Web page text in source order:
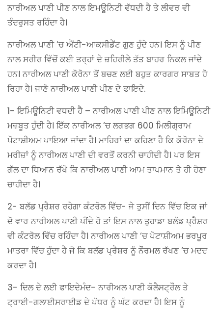
ਨਾਰੀਅਲ ਪਾਣੀ ਪੀਣ ਨਾਲ ਇਮਊਨਿਟੀ ਵੱਧਦੀ ਹੈ ਤੇ ਲੀਵਰ ਵੀ
ਤੰਦਰੁਸਤ ਰਹਿੰਦਾ ਹੈ।
ਨਾਰੀਅਲ ਪਾਣੀ ‘ਚ ਐਂਟੀ-ਆਕਸੀਡੈਂਟ ਗੁਣ ਹੁੰਦੇ ਹਨ। ਇਸ ਨੂੰ ਪੀਣ
ਨਾਲ ਸਰੀਰ ਵਿੱਚੋਂ ਕਈ ਤਰ੍ਹਾਂ ਦੇ ਜ਼ਹਿਰੀਲੇ ਤੱਤ ਬਾਹਰ ਨਿਕਲ ਜਾਂਦੇ
ਹਨ। ਨਾਰੀਅਲ ਪਾਣੀ ਕੋਰੋਨਾ ਤੋਂ ਬਚਣ ਲਈ ਬਹੁਤ ਕਾਰਗਰ ਸਾਬਤ ਹੋ
ਰਿਹਾ ਹੈ। ਜਾਣੋ ਨਾਰੀਅਲ ਪਾਣੀ ਪੀਣ ਦੇ ਫਾਇਦੇ.
1- ਇਮਿਊਨਿਟੀ ਵਧਦੀ ਹੈੈ – ਨਾਰੀਅਲ ਪਾਣੀ ਪੀਣ ਨਾਲ ਇਮਿਊਨਿਟੀ
ਮਜ਼ਬੂਤ ਹੁੰਦੀ ਹੈ। ਇੱਕ ਨਾਰੀਅਲ ‘ਚ ਲਗਭਗ 600 ਮਿਲੀਗ੍ਰਾਮ
ਪੋਟਾਸ਼ੀਅਮ ਪਾਇਆ ਜਾਂਦਾ ਹੈ। ਮਾਹਿਰਾਂ ਦਾ ਕਹਿਣਾ ਹੈ ਕਿ ਕੋਰੋਨਾ ਦੇ
ਮਰੀਜ਼ਾਂ ਨੂੰ ਨਾਰੀਅਲ ਪਾਣੀ ਦੀ ਵਰਤੋਂ ਕਰਨੀ ਚਾਹੀਦੀ ਹੈ। ਪਰ ਇਸ
ਗੱਲ ਦਾ ਧਿਆਨ ਰੱਖੋ ਕਿ ਨਾਰੀਅਲ ਪਾਣੀ ਆਮ ਤਾਪਮਾਨ ਤੇ ਹੀ ਹੋਣਾ
ਚਾਹੀਦਾ ਹੈ।
2- ਬਲੱਡ ਪ੍ਰੈਸ਼ਰ ਰਹੇਗਾ ਕੰਟਰੋਲ ਵਿੱਚ- ਜੇ ਤੁਸੀਂ ਦਿਨ ਵਿੱਚ ਇਕ ਜਾਂ
ਦੋ ਵਾਰ ਨਾਰੀਅਲ ਪਾਣੀ ਪੀਂਦੇ ਹੋ ਤਾਂ ਇਸ ਨਾਲ ਤੁਹਾਡਾ ਬਲੱਡ ਪ੍ਰੈਸ਼ਰ
ਵੀ ਕੰਟਰੋਲ ਵਿੱਚ ਰਹਿੰਦਾ ਹੈ। ਨਾਰੀਅਲ ਪਾਣੀ ‘ਚ ਪੋਟਾਸ਼ੀਅਮ ਭਰਪੂਰ
ਮਾਤਰਾ ਵਿੱਚ ਹੁੰਦਾ ਹੈ ਜੋ ਕਿ ਬਲੱਡ ਪ੍ਰੈਸ਼ਰ ਨੂੰ ਨੌਰਮਲ ਰੱਖਣ ‘ਚ ਮਦਦ
ਕਰਦਾ ਹੈ।
3- ਦਿਲ ਦੇ ਲਈ ਫਾਇਦੇਮੰਦ- ਨਾਰੀਅਲ ਪਾਣੀ ਕੋਲੈਸਟ੍ਰੌਲ ਤੇ
ਟ੍ਰਾਈ-ਗਲਾਈਸਰਾਈਡ ਦੇ ਪੱਧਰ ਨੂੰ ਘੱਟ ਕਰਦਾ ਹੈ। ਇਸ ਨੂੰ